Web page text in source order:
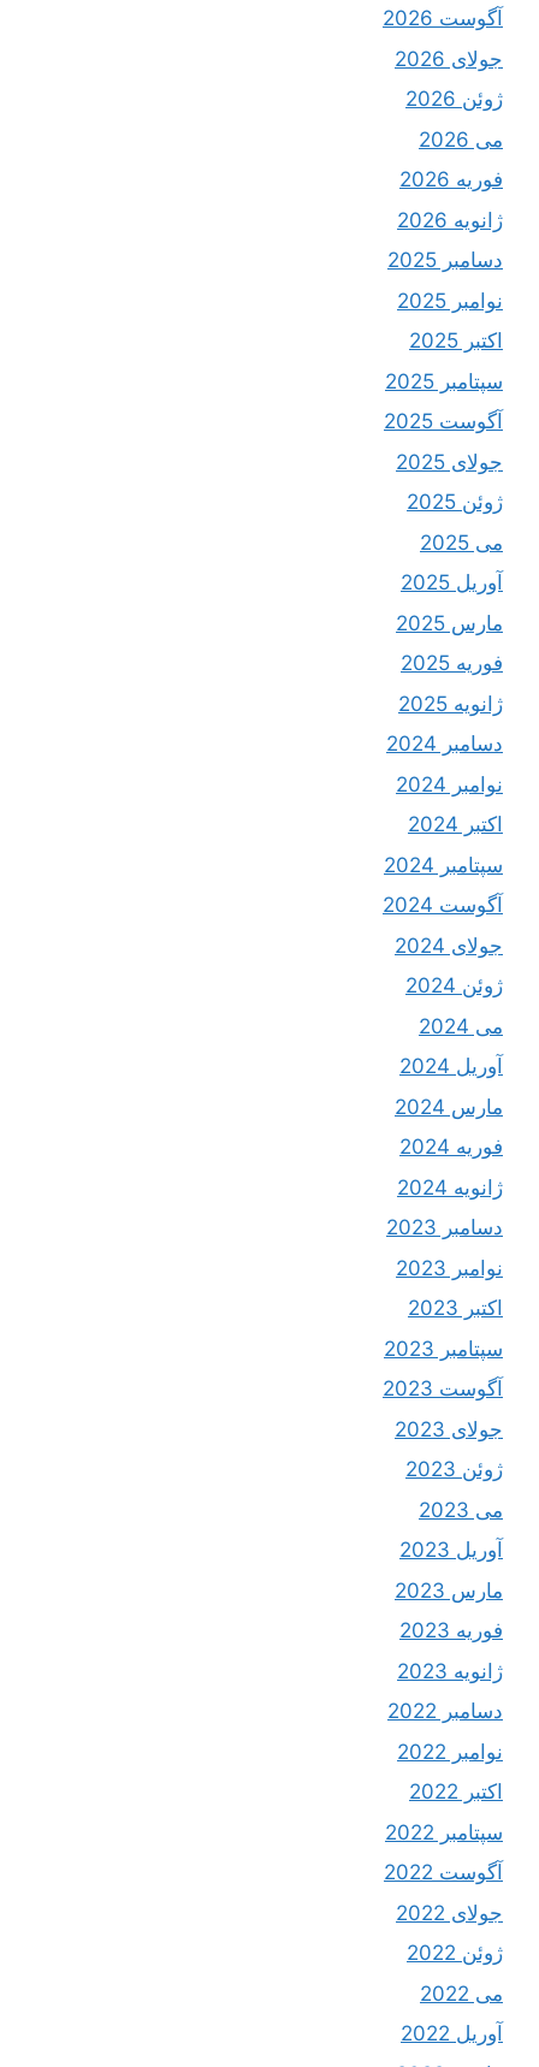
آگوست 2026
جولای 2026
ژوئن 2026
می 2026
فوریه 2026
ژانویه 2026
دسامبر 2025
نوامبر 2025
اکتبر 2025
سپتامبر 2025
آگوست 2025
جولای 2025
ژوئن 2025
می 2025
آوریل 2025
مارس 2025
فوریه 2025
ژانویه 2025
دسامبر 2024
نوامبر 2024
اکتبر 2024
سپتامبر 2024
آگوست 2024
جولای 2024
ژوئن 2024
می 2024
آوریل 2024
مارس 2024
فوریه 2024
ژانویه 2024
دسامبر 2023
نوامبر 2023
اکتبر 2023
سپتامبر 2023
آگوست 2023
جولای 2023
ژوئن 2023
می 2023
آوریل 2023
مارس 2023
فوریه 2023
ژانویه 2023
دسامبر 2022
نوامبر 2022
اکتبر 2022
سپتامبر 2022
آگوست 2022
جولای 2022
ژوئن 2022
می 2022
آوریل 2022